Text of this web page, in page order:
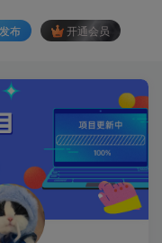
发布 开通会员